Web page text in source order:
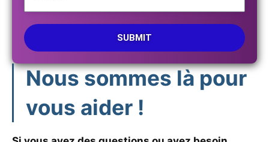
Nous sommes là pour
vous aider !
SUBMIT